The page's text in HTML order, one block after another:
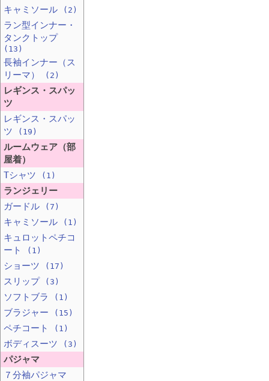
キャミソール (2)
ラン型インナー・
タンクトップ
(13)
長袖インナー（ス
リーマ）
(2)
レギンス・スパッ
ツ
レギンス・スパッ
ツ
(19)
ルームウェア（部
屋着）
Tシャツ
(1)
ランジェリー
ガードル
(7)
キャミソール (1)
キュロットペチコ
ート
(1)
ショーツ (17)
スリップ (3)
ソフトブラ (1)
ブラジャー (15)
ペチコート (1)
ボディスーツ (3)
パジャマ
７分袖パジャマ